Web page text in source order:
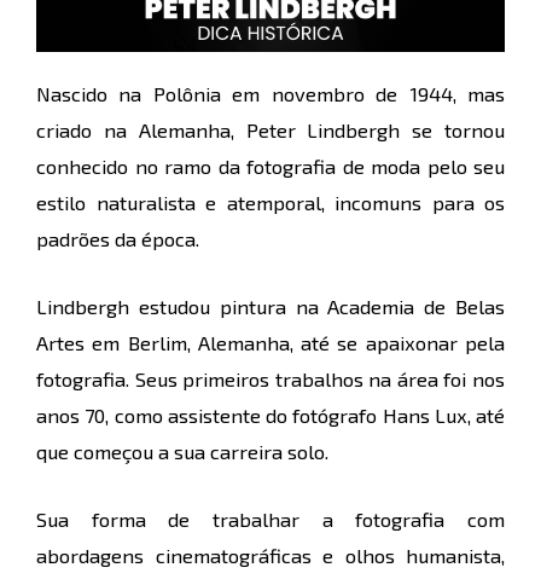
Nascido na Polônia em novembro de 1944, mas
criado na Alemanha, Peter Lindbergh se tornou
conhecido no ramo da fotografia de moda pelo seu
estilo naturalista e atemporal, incomuns para os
padrões da época.
Lindbergh estudou pintura na Academia de Belas
Artes em Berlim, Alemanha, até se apaixonar pela
fotografia. Seus primeiros trabalhos na área foi nos
anos 70, como assistente do fotógrafo Hans Lux, até
que começou a sua carreira solo.
Sua forma de trabalhar a fotografia com
abordagens cinematográficas e olhos humanista,